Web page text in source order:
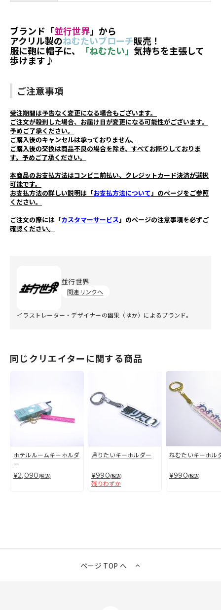
ブランド「並行世界」から
アクリル製のねむたいブローチ販売！
服に鞄に帽子に、 「ねむたい」 気持ちを主張して
歩けます♪
ご注意事項
受注期間は予告なく変更になる場合もございます。
ご注文が殺到した場合、お届け日が変更になる可能性がございます。
予めご了承ください。
ご購入後のキャンセルは承っておりません。
ご購入後の交換は商品不良の場合を除き、すべてお断りしておりま
す。予めご了承ください。
本商品のお支払方法はコンビニ前払い、クレジットカード決済が選択
可能です。
お支払方法の詳しい説明は「お支払方法について 」のページをご参照
ください。
ご注文の際には「カスタマーサービス 」のページの注意事項を必ずご
確認ください。
並行世界
関連リンクへ
イラストレーター・デザイナーの幽果（ゆか）によるブランド。
同じクリエイターに関する商品
ホテルルームキーホルダ
ー
¥2,090(税込)
帰りたいキーホルダー
¥990(税込)
残りわずか
ねむたいキーホル
¥990(税込)
ページ TOP へ